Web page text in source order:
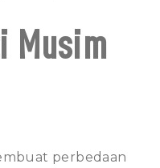
Musim
perbedaan